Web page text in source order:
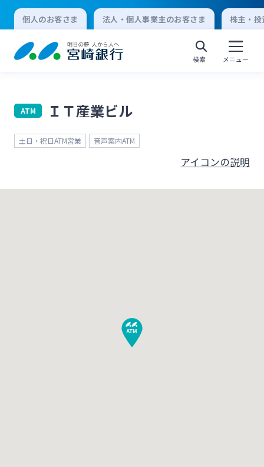
個人のお客さま 法人・個人事業主のお客さま 株主・
検索 メニュー
個人向けインターネットバンキング
ログオン
ログオン
ATM ＩＴ産業ビル
土日・祝日ATM営業 音声案内ATM
アイコンの説明